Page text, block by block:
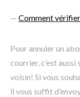
— Comment
Pour annuler un
courrier, c’est
voisin! Si vous
il vous suffit